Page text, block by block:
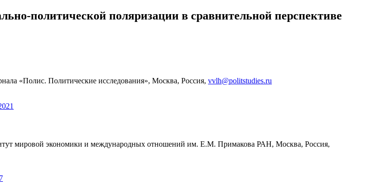
политической поляризации в сравнительной перспективе
«Полис. Политические исследования», Москва, Россия, vvlh@politstudies.ru
мировой экономики и международных отношений им. Е.М. Примакова РАН, Москва, Россия,